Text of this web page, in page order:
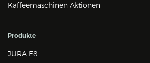
Kaffeemaschinen Aktionen
Produkte
JURA E8